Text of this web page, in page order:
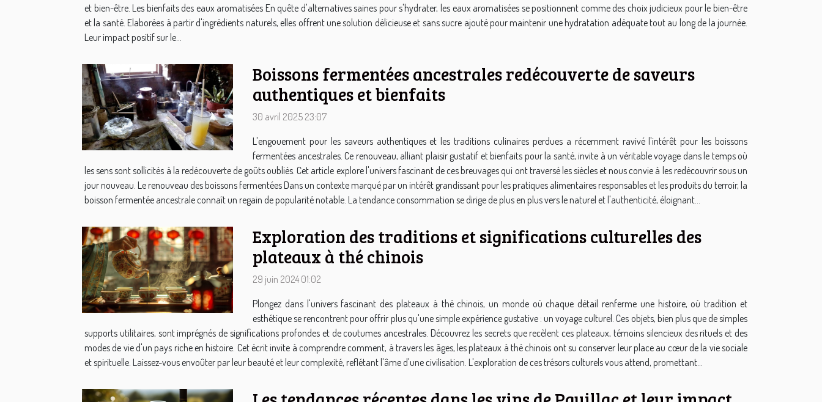
et bien-être. Les bienfaits des eaux aromatisées En quête d'alternatives saines pour s'hydrater, les eaux aromatisées se positionnent comme des choix judicieux pour le bien-être
et la santé. Elaborées à partir d'ingrédients naturels, elles offrent une solution délicieuse et sans sucre ajouté pour maintenir une hydratation adéquate tout au long de la journée.
Leur impact positif sur le...
Boissons fermentées ancestrales redécouverte de saveurs
authentiques et bienfaits
30 avril 2025 23:07
L'engouement pour les saveurs authentiques et les traditions culinaires perdues a récemment ravivé l'intérêt pour les boissons
fermentées ancestrales. Ce renouveau, alliant plaisir gustatif et bienfaits pour la santé, invite à un véritable voyage dans le temps où
les sens sont sollicités à la redécouverte de goûts oubliés. Cet article explore l'univers fascinant de ces breuvages qui ont traversé les siècles et nous convie à les redécouvrir sous un
jour nouveau. Le renouveau des boissons fermentées Dans un contexte marqué par un intérêt grandissant pour les pratiques alimentaires responsables et les produits du terroir, la
boisson fermentée ancestrale connaît un regain de popularité notable. La tendance consommation se dirige de plus en plus vers le naturel et l'authenticité, éloignant...
Exploration des traditions et significations culturelles des
plateaux à thé chinois
29 juin 2024 01:02
Plongez dans l'univers fascinant des plateaux à thé chinois, un monde où chaque détail renferme une histoire, où tradition et
esthétique se rencontrent pour offrir plus qu'une simple expérience gustative : un voyage culturel. Ces objets, bien plus que de simples
supports utilitaires, sont imprégnés de significations profondes et de coutumes ancestrales. Découvrez les secrets que recèlent ces plateaux, témoins silencieux des rituels et des
modes de vie d'un pays riche en histoire. Cet écrit invite à comprendre comment, à travers les âges, les plateaux à thé chinois ont su conserver leur place au cœur de la vie sociale
et spirituelle. Laissez-vous envoûter par leur beauté et leur complexité, reflétant l'âme d'une civilisation. L'exploration de ces trésors culturels vous attend, promettant...